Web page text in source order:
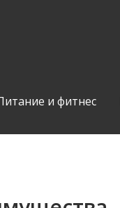
и фитнес